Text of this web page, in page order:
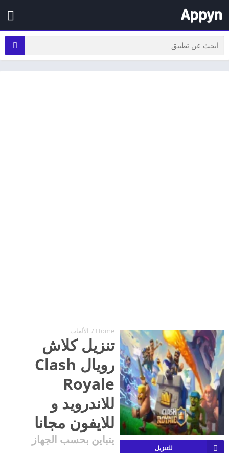
Home
/ الألعاب
تنزيل كلاش
رويال Clash
Royale
للاندرويد و
للايفون مجانا
يتباين بحسب الجهاز
للتنزيل